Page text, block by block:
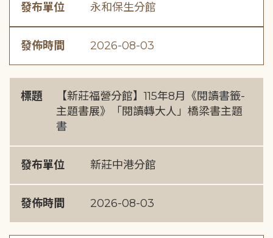
發布單位 永和保生分館
發佈時間 2026-08-03
標題
【新莊福營分館】115年8月《閱讀書籤-
主題書展》「閱讀轉大人」橋梁書主題
書
發布單位 新莊中港分館
發佈時間 2026-08-03